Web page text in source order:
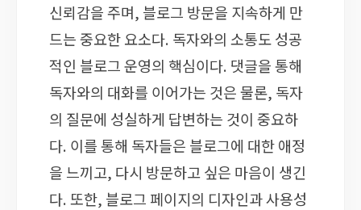
신뢰감을 주며, 블로그 방문을 지속하게 만
드는 중요한 요소다. 독자와의 소통도 성공
적인 블로그 운영의 핵심이다. 댓글을 통해
독자와의 대화를 이어가는 것은 물론, 독자
의 질문에 성실하게 답변하는 것이 중요하
다. 이를 통해 독자들은 블로그에 대한 애정
을 느끼고, 다시 방문하고 싶은 마음이 생긴
다. 또한, 블로그 페이지의 디자인과 사용성